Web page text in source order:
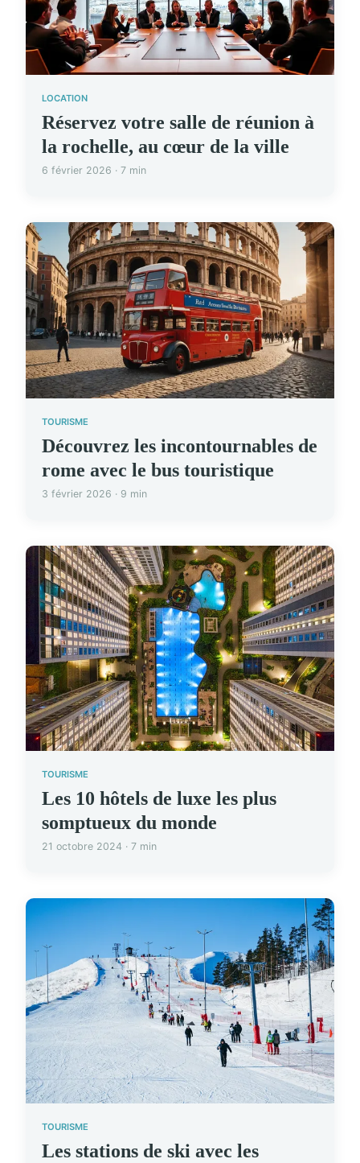
LOCATION
Réservez votre salle de réunion à
la rochelle, au cœur de la ville
6 février 2026 · 7 min
TOURISME
Découvrez les incontournables de
rome avec le bus touristique
3 février 2026 · 9 min
TOURISME
Les 10 hôtels de luxe les plus
somptueux du monde
21 octobre 2024 · 7 min
TOURISME
Les stations de ski avec les